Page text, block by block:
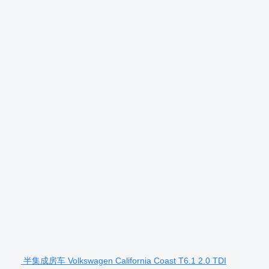
半集成房车 Volkswagen California Coast T6.1 2.0 TDI